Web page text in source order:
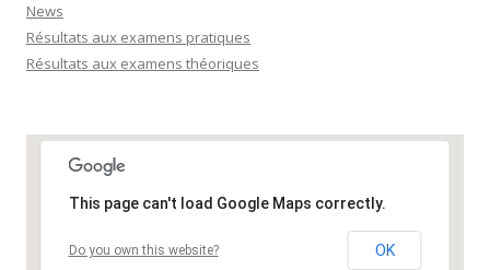
News
Résultats aux examens pratiques
Résultats aux examens théoriques
This page can't load Google Maps correctly.
Do you own this website? OK